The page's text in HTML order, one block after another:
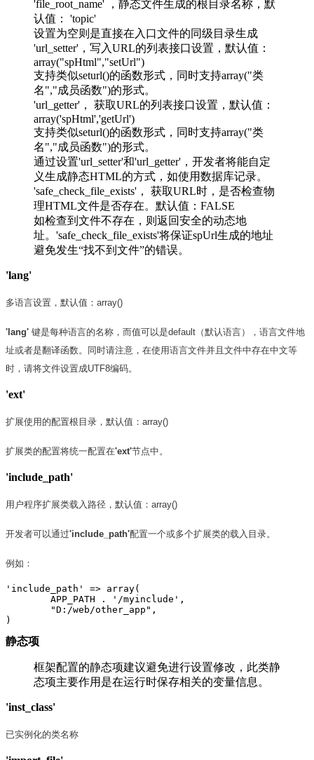
'file_root_name' ，静态文件生成的根目录名称，默
认值： 'topic'
设置为空则是直接在入口文件的同级目录生成
'url_setter'，写入URL的列表接口设置，默认值：
array("spHtml","setUrl")
支持类似seturl()的函数形式，同时支持array("类
名","成员函数")的形式。
'url_getter'， 获取URL的列表接口设置，默认值：
array('spHtml','getUrl')
支持类似seturl()的函数形式，同时支持array("类
名","成员函数")的形式。
通过设置'url_setter'和'url_getter'，开发者将能自定
义生成静态HTML的方式，如使用数据库记录。
'safe_check_file_exists'， 获取URL时，是否检查物
理HTML文件是否存在。默认值：FALSE
如检查到文件不存在，则返回安全的动态地
址。'safe_check_file_exists'将保证spUrl生成的地址
避免发生“找不到文件”的错误。
'lang'
多语言设置，默认值：array()
'lang' 键是每种语言的名称，而值可以是default（默认语言），语言文件地
址或者是翻译函数。同时请注意，在使用语言文件并且文件中存在中文等
时，请将文件设置成UTF8编码。
'ext'
扩展使用的配置根目录，默认值：array()
扩展类的配置将统一配置在'ext'节点中。
'include_path'
用户程序扩展类载入路径，默认值：array()
开发者可以通过'include_path'配置一个或多个扩展类的载入目录。
例如：
'include_path' => array(
APP_PATH . '/myinclude',
"D:/web/other_app",
)
静态项
框架配置的静态项建议避免进行设置修改，此类静
态项主要作用是在运行时保存相关的变量信息。
'inst_class'
已实例化的类名称